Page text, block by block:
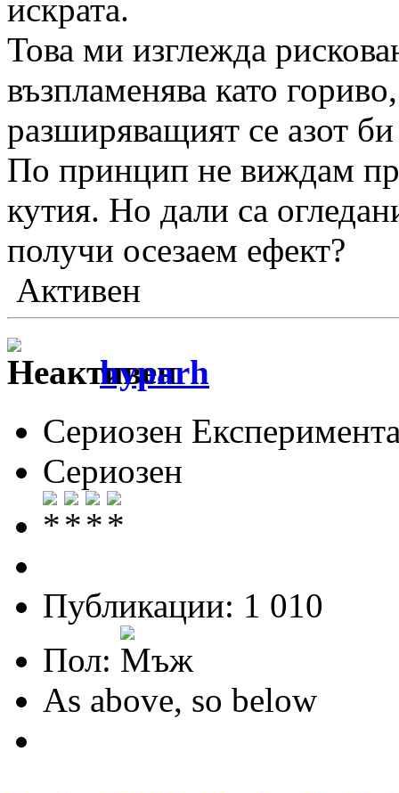
искрата.
Това ми изглежда
възпламенява като
разширяващият се азот
По принцип не виждам
кутия. Но дали са
получи осезаем ефект?
Активен
hyparh
Сериозен
Сериозен
Публикации: 1 010
Пол:
As above, so below